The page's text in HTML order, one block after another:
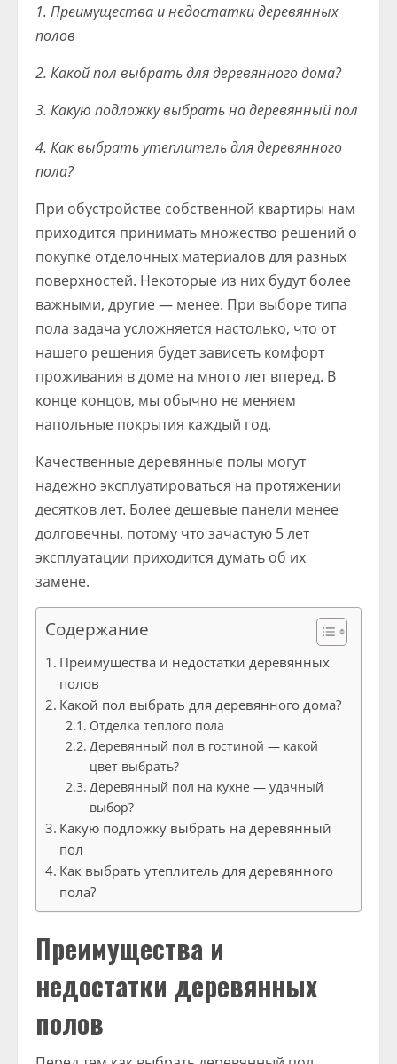
1. Преимущества и недостатки деревянных
полов
2. Какой пол выбрать для деревянного дома?
3. Какую подложку выбрать на деревянный пол
4. Как выбрать утеплитель для деревянного
пола?
При обустройстве собственной квартиры нам
приходится принимать множество решений о
покупке отделочных материалов для разных
поверхностей. Некоторые из них будут более
важными, другие — менее. При выборе типа
пола задача усложняется настолько, что от
нашего решения будет зависеть комфорт
проживания в доме на много лет вперед. В
конце концов, мы обычно не меняем
напольные покрытия каждый год.
Качественные деревянные полы могут
надежно эксплуатироваться на протяжении
десятков лет. Более дешевые панели менее
долговечны, потому что зачастую 5 лет
эксплуатации приходится думать об их
замене.
Содержание
Преимущества и недостатки деревянных
полов
Какой пол выбрать для деревянного дома?
Отделка теплого пола
Деревянный пол в гостиной — какой
цвет выбрать?
Деревянный пол на кухне — удачный
выбор?
Какую подложку выбрать на деревянный
пол
Как выбрать утеплитель для деревянного
пола?
Преимущества и
недостатки деревянных
полов